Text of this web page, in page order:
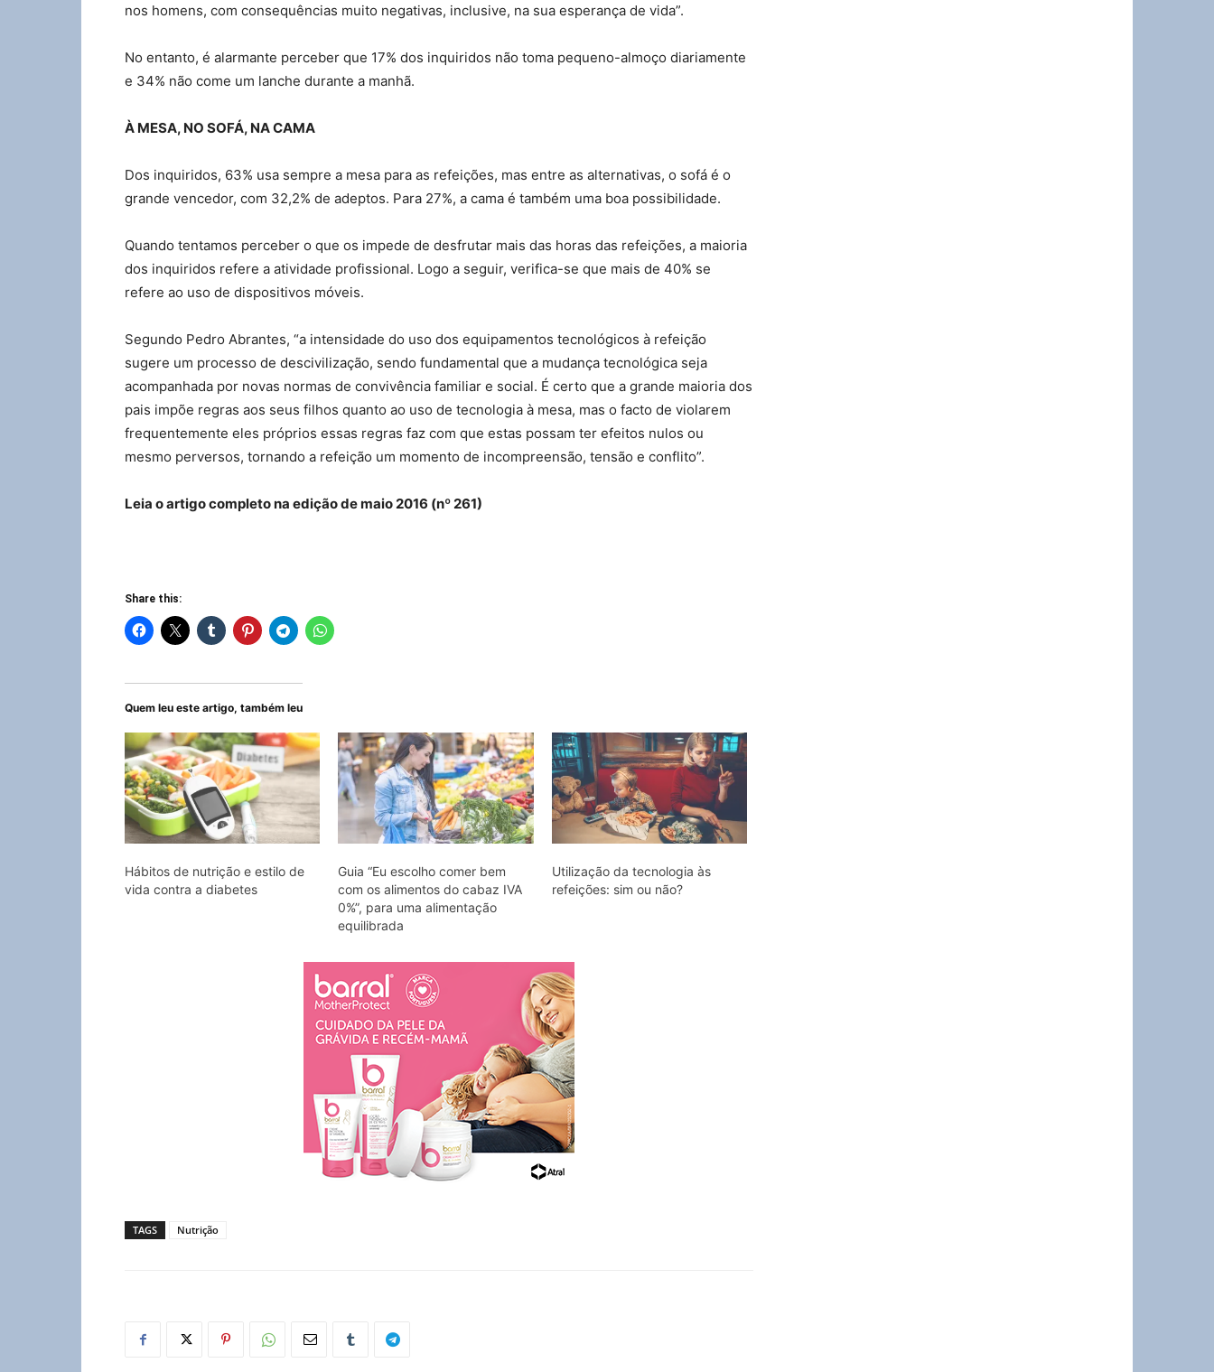
nos homens, com consequências muito negativas, inclusive, na sua esperança de vida”.
No entanto, é alarmante perceber que 17% dos inquiridos não toma pequeno-almoço diariamente
e 34% não come um lanche durante a manhã.
À MESA, NO SOFÁ, NA CAMA
Dos inquiridos, 63% usa sempre a mesa para as refeições, mas entre as alternativas, o sofá é o
grande vencedor, com 32,2% de adeptos. Para 27%, a cama é também uma boa possibilidade.
Quando tentamos perceber o que os impede de desfrutar mais das horas das refeições, a maioria
dos inquiridos refere a atividade profissional. Logo a seguir, verifica-se que mais de 40% se
refere ao uso de dispositivos móveis.
Segundo Pedro Abrantes, “a intensidade do uso dos equipamentos tecnológicos à refeição
sugere um processo de descivilização, sendo fundamental que a mudança tecnológica seja
acompanhada por novas normas de convivência familiar e social. É certo que a grande maioria dos
pais impõe regras aos seus filhos quanto ao uso de tecnologia à mesa, mas o facto de violarem
frequentemente eles próprios essas regras faz com que estas possam ter efeitos nulos ou
mesmo perversos, tornando a refeição um momento de incompreensão, tensão e conflito”.
Leia o artigo completo na edição de maio 2016 (nº 261)
Share this:
Quem leu este artigo, também leu
Hábitos de nutrição e estilo de
vida contra a diabetes
Guia “Eu escolho comer bem
com os alimentos do cabaz IVA
0%”, para uma alimentação
equilibrada
Utilização da tecnologia às
refeições: sim ou não?
TAGS Nutrição